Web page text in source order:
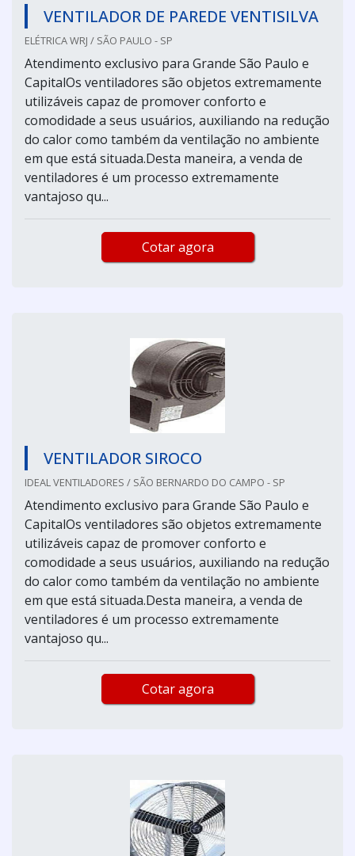
VENTILADOR DE PAREDE VENTISILVA
ELÉTRICA WRJ / SÃO PAULO - SP
Atendimento exclusivo para Grande São Paulo e
CapitalOs ventiladores são objetos extremamente
utilizáveis capaz de promover conforto e
comodidade a seus usuários, auxiliando na redução
do calor como também da ventilação no ambiente
em que está situada.Desta maneira, a venda de
ventiladores é um processo extremamente
vantajoso qu...
Cotar agora
VENTILADOR SIROCO
IDEAL VENTILADORES / SÃO BERNARDO DO CAMPO - SP
Atendimento exclusivo para Grande São Paulo e
CapitalOs ventiladores são objetos extremamente
utilizáveis capaz de promover conforto e
comodidade a seus usuários, auxiliando na redução
do calor como também da ventilação no ambiente
em que está situada.Desta maneira, a venda de
ventiladores é um processo extremamente
vantajoso qu...
Cotar agora